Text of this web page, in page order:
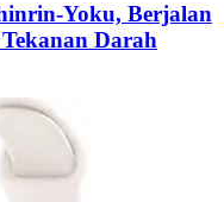
Yoku, Berjalan
Darah